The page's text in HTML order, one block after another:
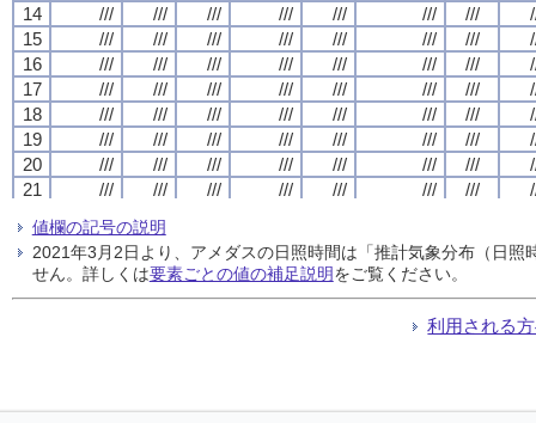
14
/// /// /// /// /// /// ///
15
/// /// /// /// /// /// ///
16
/// /// /// /// /// /// ///
17
/// /// /// /// /// /// ///
18
/// /// /// /// /// /// ///
19
/// /// /// /// /// /// ///
20
/// /// /// /// /// /// ///
21
/// /// /// /// /// /// ///
23
/// /// ///
24
/// /// /// /// /// /// ///
14
/// /// /// /// /// /// ///
15
/// /// /// /// /// /// ///
16
/// /// /// /// /// /// ///
17
/// /// /// /// /// /// ///
18
/// /// /// /// /// /// ///
19
/// /// /// /// /// /// ///
20
/// /// /// /// /// /// ///
21
/// /// /// /// /// /// ///
23
/// /// ///
24
/// /// /// /// /// /// ///
14
/// /// /// /// /// /// ///
15
/// /// /// /// /// /// ///
16
/// /// /// /// /// /// ///
17
/// /// /// /// /// /// ///
18
/// /// /// /// /// /// ///
19
/// /// /// /// /// /// ///
20
/// /// /// /// /// /// ///
21
/// /// /// /// /// /// ///
23
/// /// ///
24
/// /// /// /// /// /// ///
14
/// /// /// /// /// /// ///
15
/// /// /// /// /// /// ///
16
/// /// /// /// /// /// ///
17
/// /// /// /// /// /// ///
18
/// /// /// /// /// /// ///
19
/// /// /// /// /// /// ///
20
/// /// /// /// /// /// ///
21
/// /// /// /// /// /// ///
23
/// /// ///
24
/// /// /// /// /// /// ///
値欄の記号の説明
2021年3月2日より、アメダスの日照時間は「推計気象分布（日
せん。詳しくは要素ごとの値の補足説明をご覧ください。
利用される